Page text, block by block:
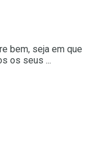
bem, seja em que
os seus ...